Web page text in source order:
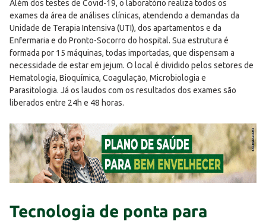
Além dos testes de Covid-19, o laboratório realiza todos os
exames da área de análises clínicas, atendendo a demandas da
Unidade de Terapia Intensiva (UTI), dos apartamentos e da
Enfermaria e do Pronto-Socorro do hospital. Sua estrutura é
formada por 15 máquinas, todas importadas, que dispensam a
necessidade de estar em jejum. O local é dividido pelos setores de
Hematologia, Bioquímica, Coagulação, Microbiologia e
Parasitologia. Já os laudos com os resultados dos exames são
liberados entre 24h e 48 horas.
Tecnologia de ponta para